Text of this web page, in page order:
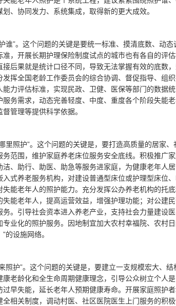
、协同发力、系统集成，取得新的更大成效。
谁”。这个问题的关键是要统一标准、摸清底数、动
，开展长期护理保险制度试点的城市也有各自的评
接后果就是统计口径不同，导致无法掌握有效的底数
发挥全国老龄工作委员会的综合协调、督促指导、组
能力评估标准，实现民政、卫健、医保等部门的数据
服务需求，动态完善轻度、中度、重度各个阶段失能
管理等提供科学依据。
里照护”。这个问题的关键是，要打造高质量的居家
务范围，维护家庭养老床位服务安全底线。积极推广
洁、助行、助医、助急等服务进家庭，为健康老年人
入式养老服务机构，对建设普通型床位或护理型床位
失能老年人的照护能力。充分发挥公办养老机构的托
失能老年人，提高运营效益，增强护理功能；对公建
务。引导社会资本进入养老产业，支持社会力量建设
专业化的照护服务。因地制宜加大农村幸福院、农村
的设施网络。
照护”。这个问题的关键是，要建立一支规模宏大、
康老龄化和全生命周期健康理念，引导公众树立个人
过早失能，延长老年人预期健康寿命。开展家庭照护
全相关制度，调动村医、社区医院医生上门服务的积